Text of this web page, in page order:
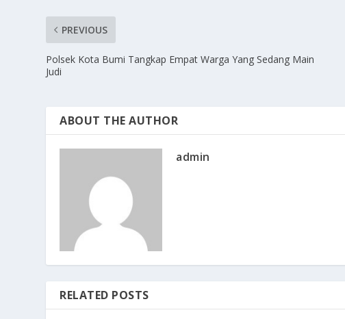
PREVIOUS
Polsek Kota Bumi Tangkap Empat Warga Yang Sedang Main
Judi
ABOUT THE AUTHOR
admin
RELATED POSTS